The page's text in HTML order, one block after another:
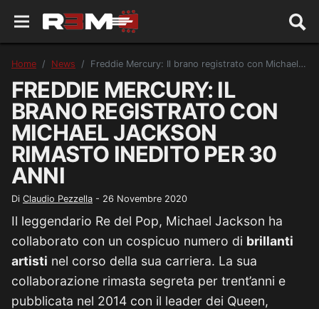
Home News Freddie Mercury: Il brano registrato con Michael Jackson rimasto inedito per 30 anni
FREDDIE MERCURY: IL
BRANO REGISTRATO CON
MICHAEL JACKSON
RIMASTO INEDITO PER 30
ANNI
Di Claudio Pezzella - 26 Novembre 2020
Il leggendario Re del Pop, Michael Jackson ha
collaborato con un cospicuo numero di brillanti
artisti nel corso della sua carriera. La sua
collaborazione rimasta segreta per trent’anni e
pubblicata nel 2014 con il leader dei Queen,